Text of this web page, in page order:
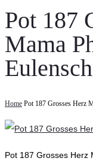
Pot 187
Mama
Home Pot 187 Grosses Herz
Pot 187 Grosses Herz